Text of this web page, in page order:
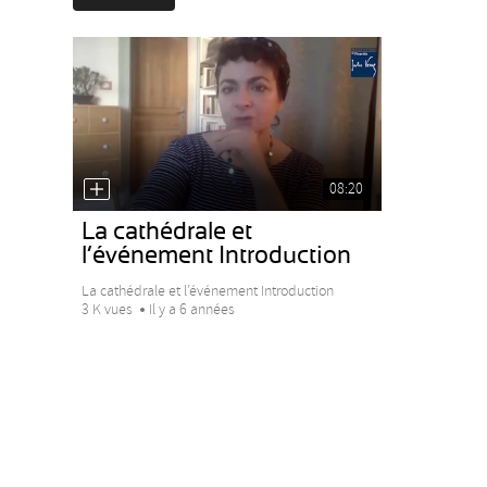
08:20
La cathédrale et
l’événement Introduction
La cathédrale et l’événement Introduction
3 K vues
Il y a 6 années